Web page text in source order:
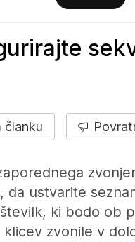
članku
da ustvarite
ki bodo ob
klicev zvonile v